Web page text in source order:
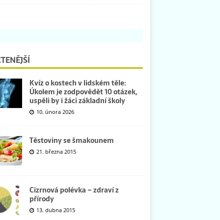
Kvíz o kostech v lidském těle:
Úkolem je zodpovědět 10 otázek,
uspěli by i žáci základní školy
10. února 2026
Těstoviny se šmakounem
21. března 2015
Cizrnová polévka – zdraví z
přírody
13. dubna 2015